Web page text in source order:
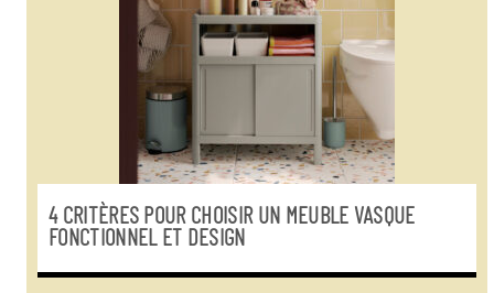
4 CRITÈRES POUR CHOISIR UN MEUBLE VASQUE
FONCTIONNEL ET DESIGN